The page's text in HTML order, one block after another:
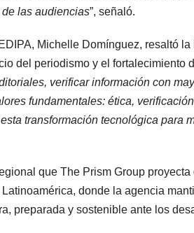
las audiencias”, señaló.
Michelle Domínguez, resaltó
del periodismo y el fortalecimiento
verificar información con
fundamentales: ética,
transformación tecnológica para
que The Prism Group
donde la agencia
preparada y sostenible ante los